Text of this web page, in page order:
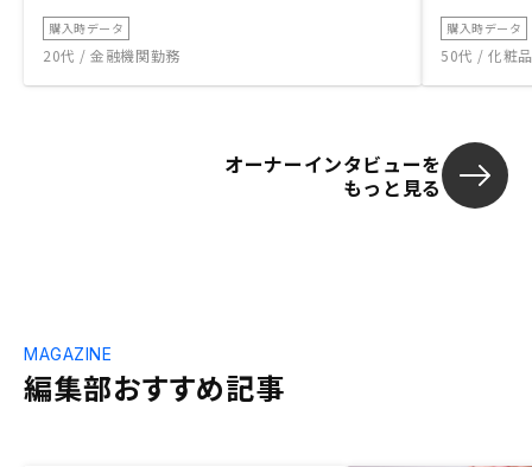
購入時データ
20代 / 金融機関勤務
購入時データ
50代 / 化粧
オーナーインタビューを
もっと見る
編集部おすすめ記事
MAGAZINE